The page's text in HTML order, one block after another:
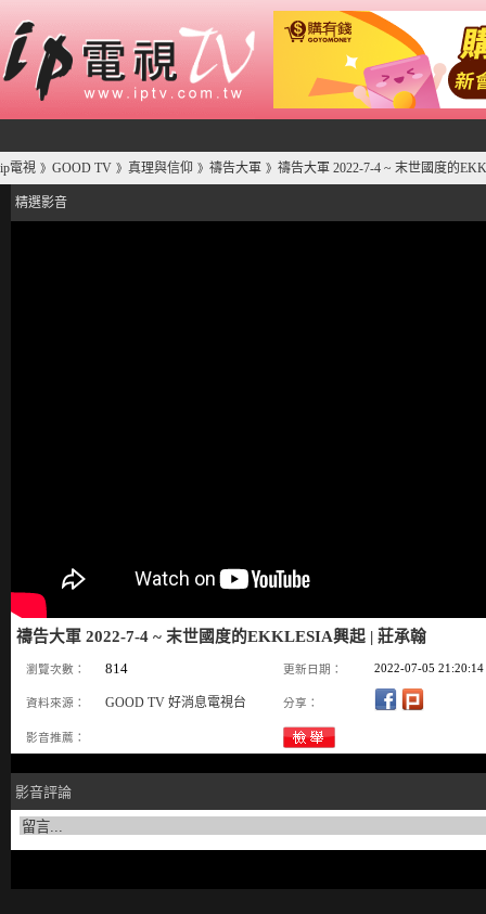
ip電視 》 GOOD TV 》 真理與信仰 》 禱告大軍 》 禱告大軍 2022-7-4 ~ 末世國度的
精選影音
禱告大軍 2022-7-4 ~ 末世國度的EKKLESIA興起 | 莊承翰
瀏覽次數： 814 更新日期： 2022-07-05 21:20:14
資料來源： GOOD TV 好消息電視台 分享：
影音推薦：
影音評論